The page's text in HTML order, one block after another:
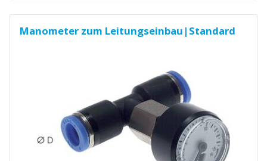
Manometer zum Leitungseinbau|Standard